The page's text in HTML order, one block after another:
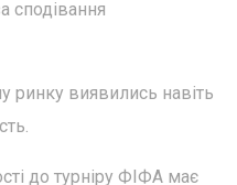
сподівання
ринку виявились навіть
до турніру ФІФА має